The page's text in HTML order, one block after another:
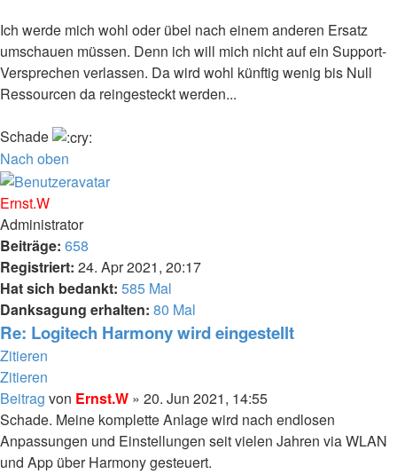
Ich werde mich wohl oder übel nach einem anderen Ersatz
umschauen müssen. Denn ich will mich nicht auf ein Support-
Versprechen verlassen. Da wird wohl künftig wenig bis Null
Ressourcen da reingesteckt werden...
Schade
Nach oben
Ernst.W
Administrator
Beiträge: 658
Registriert: 24. Apr 2021, 20:17
Hat sich bedankt: 585 Mal
Danksagung erhalten: 80 Mal
Re: Logitech Harmony wird eingestellt
Zitieren
Zitieren
Beitrag von Ernst.W » 20. Jun 2021, 14:55
Schade. Meine komplette Anlage wird nach endlosen
Anpassungen und Einstellungen seit vielen Jahren via WLAN
und App über Harmony gesteuert.